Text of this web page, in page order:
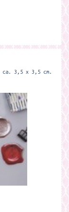
ca. 3,5 x 3,5 cm.